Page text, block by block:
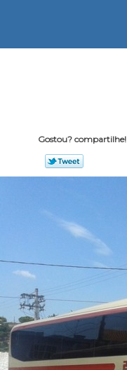
Gostou? compartilhe!